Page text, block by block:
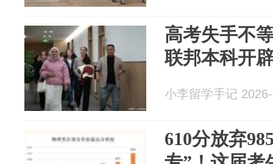
高考失手不
联邦本科开
小李留学手记
610分放弃